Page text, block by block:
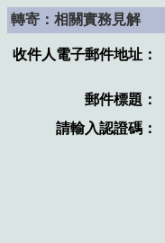
轉寄：相關實務見解
收件人電子郵件地址：
郵件標題：
請輸入認證碼：